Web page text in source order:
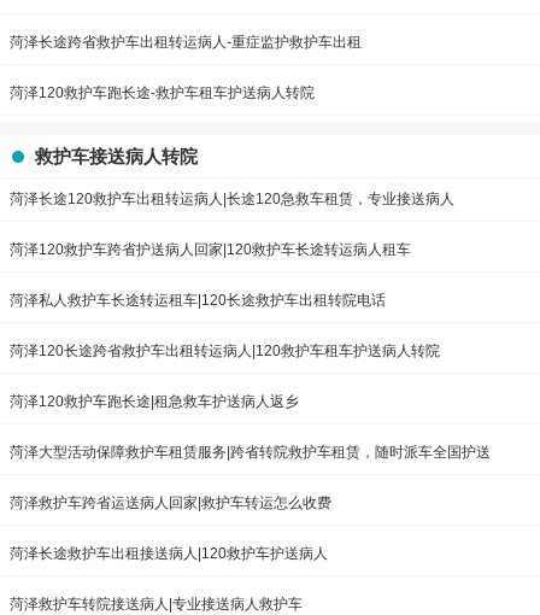
菏泽长途跨省救护车出租转运病人-重症监护救护车出租
菏泽120救护车跑长途-救护车租车护送病人转院
救护车接送病人转院
菏泽长途120救护车出租转运病人|长途120急救车租赁，专业接送病人
菏泽120救护车跨省护送病人回家|120救护车长途转运病人租车
菏泽私人救护车长途转运租车|120长途救护车出租转院电话
菏泽120长途跨省救护车出租转运病人|120救护车租车护送病人转院
菏泽120救护车跑长途|租急救车护送病人返乡
菏泽大型活动保障救护车租赁服务|跨省转院救护车租赁，随时派车全国护送
菏泽救护车跨省运送病人回家|救护车转运怎么收费
菏泽长途救护车出租接送病人|120救护车护送病人
菏泽救护车转院接送病人|专业接送病人救护车